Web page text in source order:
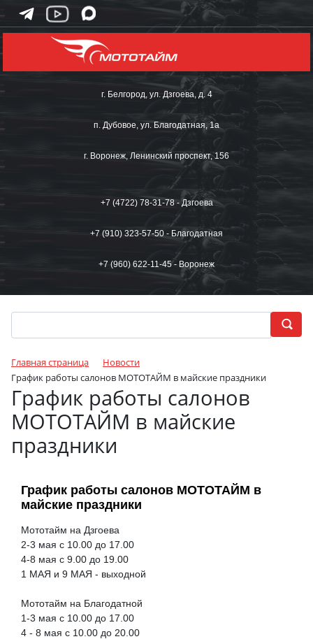
г. Белгород, ул. Дзгоева, д. 4
п. Дубовое, ул. Благодатная, 1а
г. Воронеж, Ленинский проспект, 156
+7 (4722) 78-31-78 - Дзгоева
+7 (910) 323-57-50 - Благодатная
+7 (960) 622-11-45 - Воронеж
Главная страница
Новости
График работы салонов МОТОТАЙМ в майские праздники
График работы салонов
МОТОТАЙМ в майские
праздники
График работы салонов МОТОТАЙМ в
майские праздники
Мототайм на Дзгоева
2-3 мая с 10.00 до 17.00
4-8 мая с 9.00 до 19.00
1 МАЯ и 9 МАЯ - выходной
Мототайм на Благодатной
1-3 мая с 10.00 до 17.00
4 - 8 мая с 10.00 до 20.00